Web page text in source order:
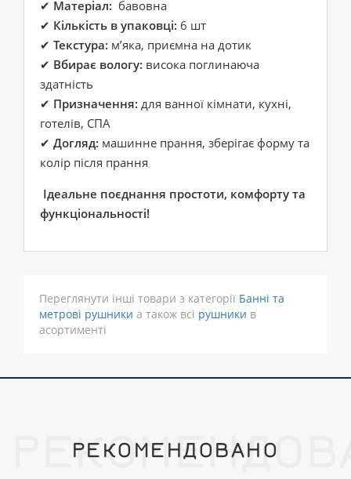
✔ Матеріал: бавовна
✔ Кількість в упаковці: 6 шт
✔ Текстура: м’яка, приємна на дотик
✔ Вбирає вологу: висока поглинаюча
здатність
✔ Призначення: для ванної кімнати, кухні,
готелів, СПА
✔ Догляд: машинне прання, зберігає форму та
колір після прання
Ідеальне поєднання простоти, комфорту та
функціональності!
Переглянути інші товари з категорії Банні та
метрові рушники а також всі рушники в
асортименті
РЕКОМЕНДОВАНО